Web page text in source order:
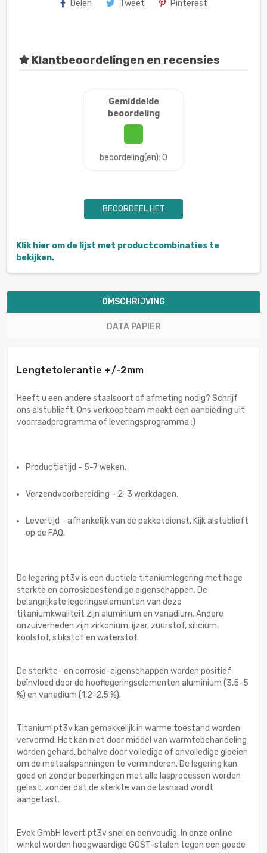
Delen Tweet Pinterest
Klantbeoordelingen en recensies
Gemiddelde
beoordeling
beoordeling(en): 0
BEOORDEEL HET
Klik hier om de lijst met productcombinaties te
bekijken.
OMSCHRIJVING
DATA PAPIER
Lengtetolerantie +/-2mm
Heeft u een andere staalsoort of afmeting nodig? Schrijf
ons alstublieft. Ons verkoopteam maakt een aanbieding uit
voorraadprogramma of leveringsprogramma :)
Productietijd - 5-7 weken.
Verzendvoorbereiding - 2-3 werkdagen.
Levertijd - afhankelijk van de pakketdienst. Kijk alstublieft
op de FAQ.
De legering pt3v is een ductiele titaniumlegering met hoge
sterkte en corrosiebestendige eigenschappen. De
belangrijkste legeringselementen van deze
titaniumkwaliteit zijn aluminium en vanadium. Andere
onzuiverheden zijn zirkonium, ijzer, zuurstof, silicium,
koolstof, stikstof en waterstof.
De sterkte- en corrosie-eigenschappen worden positief
beïnvloed door de hooflegeringselementen aluminium (3,5-5
%) en vanadium (1,2-2,5 %).
Titanium pt3v kan gemakkelijk in warme toestand worden
vervormd. Het kan niet door middel van warmtebehandeling
worden gehard, behalve door volledige of onvolledige gloeien
om de metaalspanningen te verminderen. De legering kan
goed en zonder beperkingen met alle lasprocessen worden
gelast, zonder dat de sterkte van de lasnaad wordt
aangetast.
Evek GmbH levert pt3v snel en eenvoudig. In onze online
winkel worden hoogwaardige GOST-stalen tegen een goede